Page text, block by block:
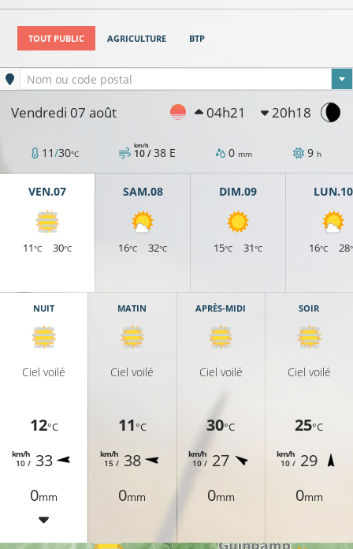
TOUT PUBLIC AGRICULTURE BTP
Ville sélectionnée
Nom ou code postal
Vendredi 07 août 04h21 20h18
11/30°C 10 /
km/h 38 E 0 mm 9 h
VEN.07
11°C 30°C
SAM.08
16°C 32°C
DIM.09
15°C 31°C
LUN.10
16°C 28
NUIT
Ciel voilé
12°C
10 /
km/h 33
0mm
MATIN
Ciel voilé
11°C
15 /
km/h 38
0mm
APRÈS-MIDI
Ciel voilé
30°C
10 /
km/h 27
0mm
SOIR
Ciel voilé
25°C
10 /
km/h 29
0mm